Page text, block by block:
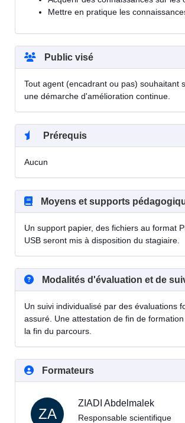
Mettre en pratique les
Public visé
Tout agent (encadrant ou pas) souhaitant
une démarche d'amélioration continue.
Prérequis
Aucun
Moyens et supports
Un support papier, des fichiers au format
USB seront mis à disposition du stagiaire.
Modalités d'évaluation et de
Un suivi individualisé par des évaluations
assuré. Une attestation de fin de
la fin du parcours.
Formateurs
ZA
ZIADI Abdelmalek
Responsable scientifique